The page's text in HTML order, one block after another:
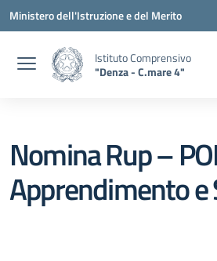
Vai ai contenuti
Vai al menu di navigazione
Vai al footer
Ministero dell'Istruzione e del Merito
Istituto Comprensivo
"Denza - C.mare 4"
Nomina Rup –
Apprendimento e